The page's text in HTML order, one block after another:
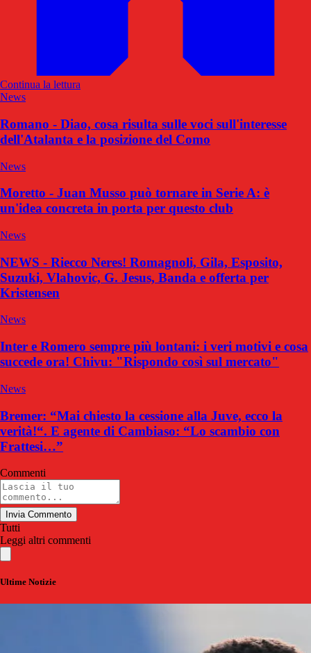
Continua la lettura
News
Romano - Diao, cosa risulta sulle voci sull'interesse
dell'Atalanta e la posizione del Como
News
Moretto - Juan Musso può tornare in Serie A: è
un'idea concreta in porta per questo club
News
NEWS - Riecco Neres! Romagnoli, Gila, Esposito,
Suzuki, Vlahovic, G. Jesus, Banda e offerta per
Kristensen
News
Inter e Romero sempre più lontani: i veri motivi e cosa
succede ora! Chivu: "Rispondo così sul mercato"
News
Bremer: “Mai chiesto la cessione alla Juve, ecco la
verità!“. E agente di Cambiaso: “Lo scambio con
Frattesi…”
Commenti
Invia Commento
Tutti
Leggi altri commenti
Ultime Notizie